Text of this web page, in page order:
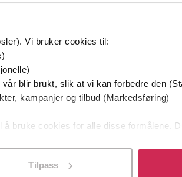
Vi bruker cookies til:
blir brukt, slik at vi kan forbedre den
kampanjer og tilbud (Markedsføring)
bruke cookies for alle disse formålene.
Du kan når som helst trekke
Tilpass